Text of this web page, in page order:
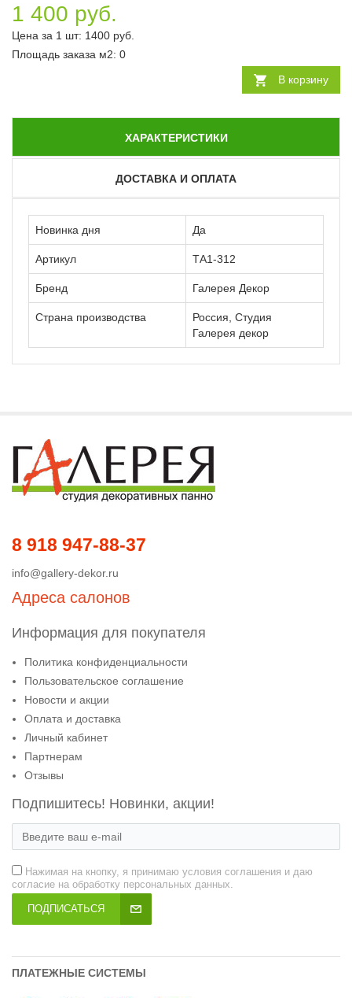
1 400 руб.
Цена за 1 шт: 1400 руб.
Площадь заказа м2: 0
В корзину
ХАРАКТЕРИСТИКИ
ДОСТАВКА И ОПЛАТА
Новинка дня Да
Артикул ТА1-312
Бренд Галерея Декор
Страна производства
Россия, Студия
Галерея декор
8 918 947-88-37
info@gallery-dekor.ru
Адреса салонов
Информация для покупателя
Политика конфиденциальности
Пользовательское соглашение
Новости и акции
Оплата и доставка
Личный кабинет
Партнерам
Отзывы
Подпишитесь! Новинки, акции!
Нажимая на кнопку, я принимаю условия соглашения и даю
согласие на обработку персональных данных.
ПОДПИСАТЬСЯ
ПЛАТЕЖНЫЕ СИСТЕМЫ